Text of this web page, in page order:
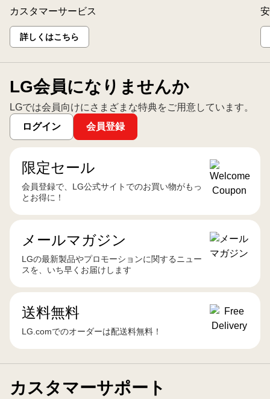
カスタマーサービス
詳しくはこちら
LG会員になりませんか
LGでは会員向けにさまざまな特典をご用意しています。
ログイン
会員登録
限定セール
会員登録で、LG公式サイトでのお買い物がもっ
とお得に！
メールマガジン
LGの最新製品やプロモーションに関するニュー
スを、いち早くお届けします
送料無料
LG.comでのオーダーは配送料無料！
カスタマーサポート